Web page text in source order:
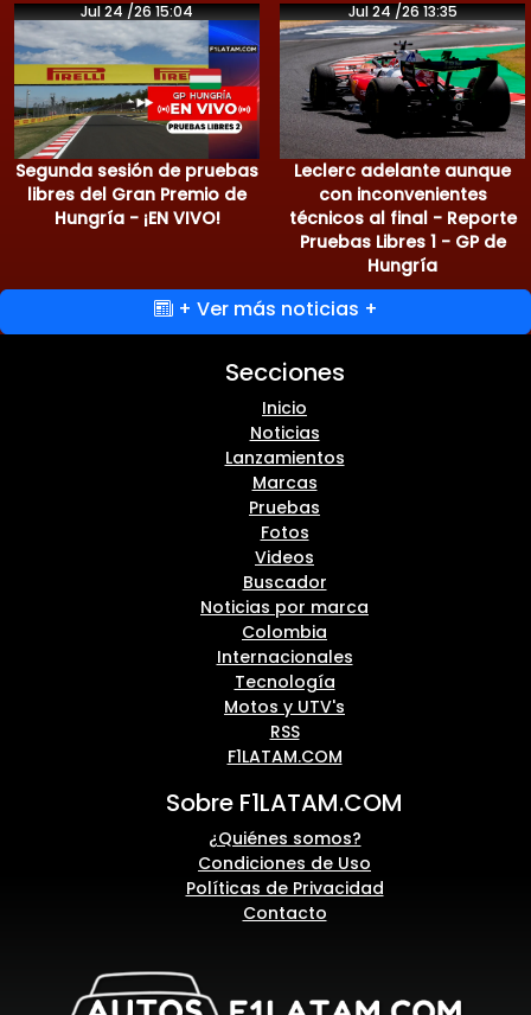
Jul 24 /26 15:04
Segunda sesión de pruebas
libres del Gran Premio de
Hungría - ¡EN VIVO!
Jul 24 /26 13:35
Leclerc adelante aunque
con inconvenientes
técnicos al final - Reporte
Pruebas Libres 1 - GP de
Hungría
+ Ver más noticias +
Secciones
Inicio
Noticias
Lanzamientos
Marcas
Pruebas
Fotos
Videos
Buscador
Noticias por marca
Colombia
Internacionales
Tecnología
Motos y UTV's
RSS
F1LATAM.COM
Sobre F1LATAM.COM
¿Quiénes somos?
Condiciones de Uso
Políticas de Privacidad
Contacto